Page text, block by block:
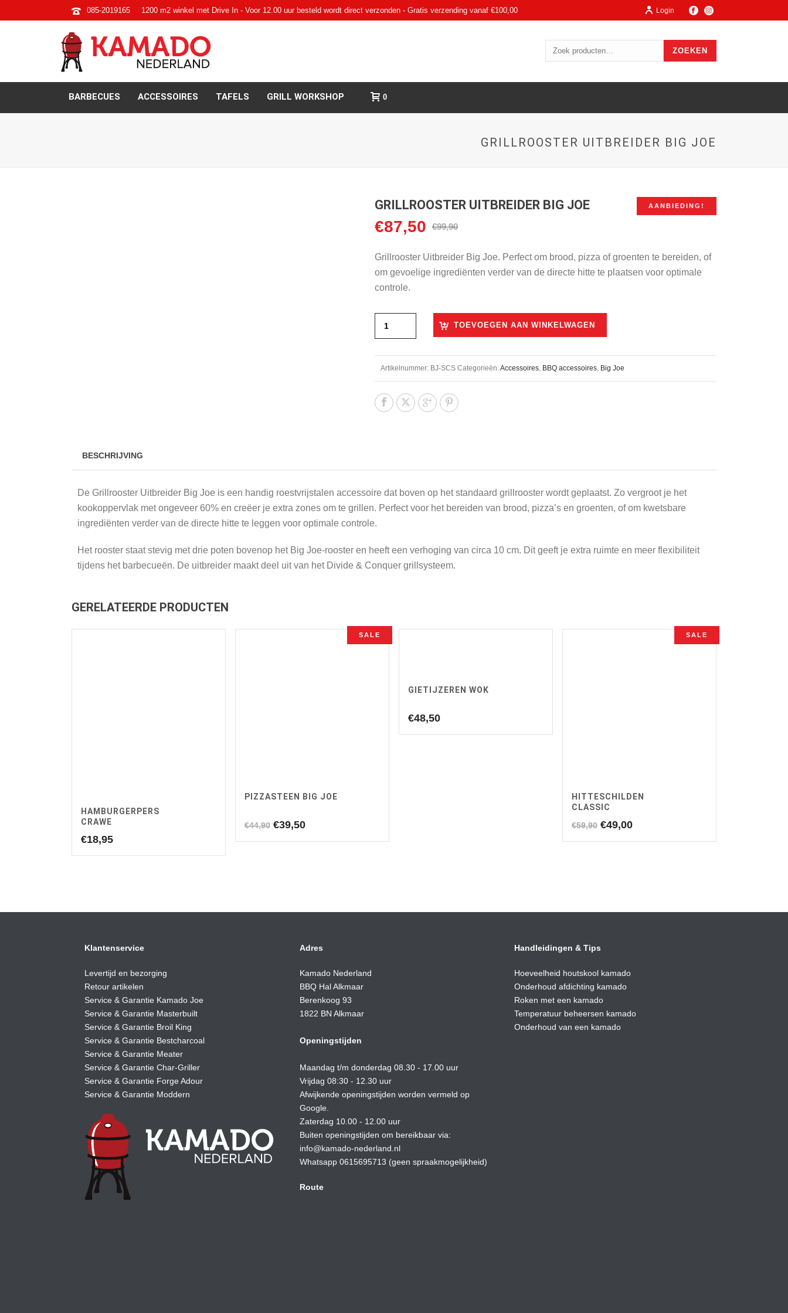
085-2019165 1200 m2 winkel met Drive In - Voor 12.00 uur besteld wordt direct verzonden - Gratis verzending vanaf €100,00 Login
ZOEKEN
BARBECUES ACCESSOIRES TAFELS GRILL WORKSHOP 0
GRILLROOSTER UITBREIDER BIG JOE
AANBIEDING!
GRILLROOSTER UITBREIDER BIG JOE
€99,90
Oorspronkelijke
was:
€99,90.
€87,50 Huidige
is:
€87,50.
Grillrooster Uitbreider Big Joe. Perfect om brood, pizza of groenten te bereiden, of
om gevoelige ingrediënten verder van de directe hitte te plaatsen voor optimale
controle.
TOEVOEGEN AAN WINKELWAGEN
Artikelnummer: BJ-SCS Categorieën:Accessoires, BBQ accessoires, Big Joe
BESCHRIJVING
De Grillrooster Uitbreider Big Joe is een handig roestvrijstalen accessoire dat boven op het standaard grillrooster wordt geplaatst. Zo vergroot je het
kookoppervlak met ongeveer 60% en creëer je extra zones om te grillen. Perfect voor het bereiden van brood, pizza’s en groenten, of om kwetsbare
ingrediënten verder van de directe hitte te leggen voor optimale controle.
Het rooster staat stevig met drie poten bovenop het Big Joe-rooster en heeft een verhoging van circa 10 cm. Dit geeft je extra ruimte en meer flexibiliteit
tijdens het barbecueën. De uitbreider maakt deel uit van het Divide & Conquer grillsysteem.
GERELATEERDE PRODUCTEN
HAMBURGERPERS
CRAWE
€18,95
SALE
PIZZASTEEN BIG JOE
€44,90 Oorspronkelijke
€39,50Huidige
GIETIJZEREN WOK
€48,50
SALE
HITTESCHILDEN
CLASSIC
€59,90 Oorspronkelijke
€49,00Huidige
Klantenservice
Levertijd en bezorging
Retour artikelen
Service & Garantie Kamado Joe
Service & Garantie Masterbuilt
Service & Garantie Broil King
Service & Garantie Bestcharcoal
Service & Garantie Meater
Service & Garantie Char-Griller
Service & Garantie Forge Adour
Service & Garantie Moddern
Adres
Kamado Nederland
BBQ Hal Alkmaar
Berenkoog 93
1822 BN Alkmaar
Openingstijden
Maandag t/m donderdag 08.30 - 17.00 uur
Vrijdag 08:30 - 12.30 uur
Afwijkende openingstijden worden vermeld op
Google.
Zaterdag 10.00 - 12.00 uur
Buiten openingstijden om bereikbaar via:
info@kamado-nederland.nl
Whatsapp 0615695713 (geen spraakmogelijkheid)
Route
Handleidingen & Tips
Hoeveelheid houtskool kamado
Onderhoud afdichting kamado
Roken met een kamado
Temperatuur beheersen kamado
Onderhoud van een kamado